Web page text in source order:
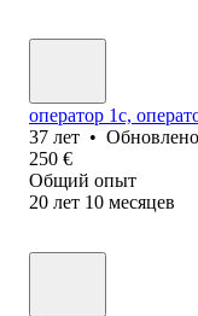
оператор 1с,
37 лет • Обновлено
250 €
Общий опыт
20 лет 10 месяцев